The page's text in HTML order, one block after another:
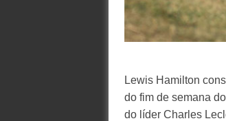
Lewis Hamilton
do fim de semana
do líder Charles